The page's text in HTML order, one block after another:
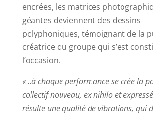
encrées, les matrices
géantes deviennent des dessins
polyphoniques, témoignant de la
créatrice du groupe qui s’est
l’occasion.
« ..à chaque performance se crée la
collectif nouveau, ex nihilo et
résulte une qualité de vibrations, qui